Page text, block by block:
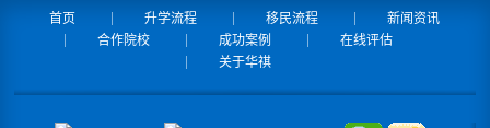
首页 升学流程 移民流程
新闻资讯
合作院校
成功案例
在线评估
关于华祺